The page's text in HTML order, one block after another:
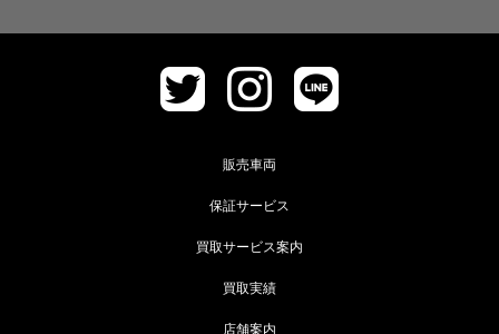
販売車両
保証サービス
買取サービス案内
買取実績
店舗案内